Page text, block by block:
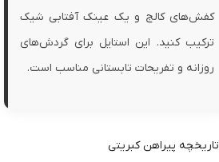
کفش‌های کالج و یک عینک آفتابی شیک
ترکیب کنید. این استایل برای گردش‌های
روزانه و تفریحات تابستانی مناسب است.
تاریخچه پیراهن کبریتی